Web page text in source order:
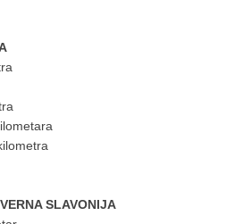
SLAVONIJA